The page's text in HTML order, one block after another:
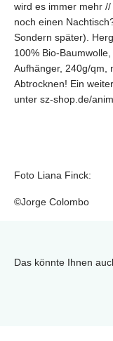
wird es immer mehr
noch einen
Sondern später).
100% Bio-
Aufhänger, 240g/qm,
Abtrocknen! Ein
unter sz-shop.de/
Foto Liana Finck:
©Jorge Colombo
Das könnte Ihnen